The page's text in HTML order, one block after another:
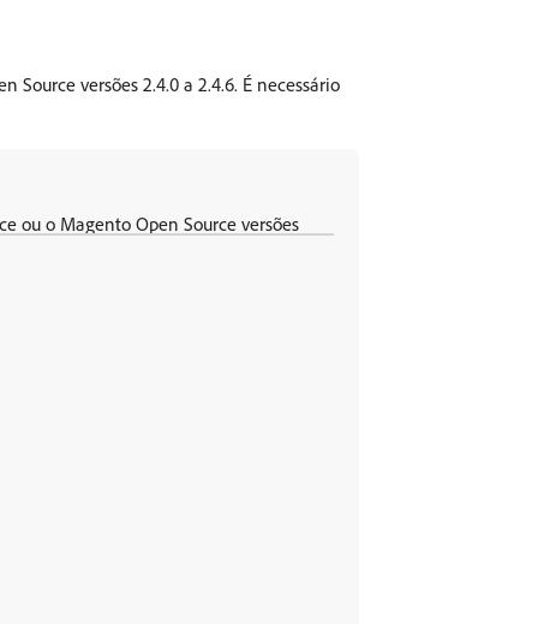
versões 2.4.0 a 2.4.6. É necessário
ou o Magento Open Source versões